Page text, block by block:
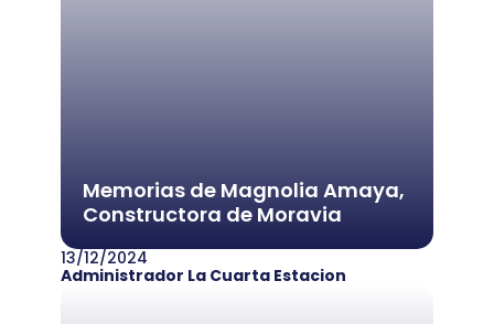
Memorias de Magnolia Amaya,
Constructora de Moravia
13/12/2024
Administrador La Cuarta Estacion